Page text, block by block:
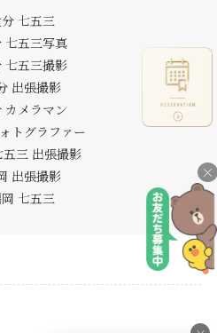
七五三
七五三写真
七五三撮影
出張撮影
カメラマン
トグラファー
三 出張撮影
出張撮影
七五三
×